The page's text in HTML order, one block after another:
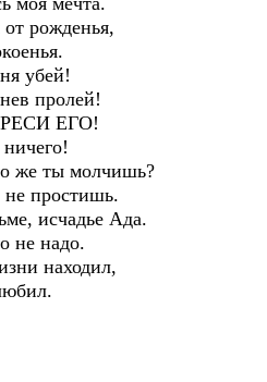
рожденья,
убей!
пролей!
ЕГО!
же ты молчишь?
простишь.
исчадье Ада.
не надо.
находил,